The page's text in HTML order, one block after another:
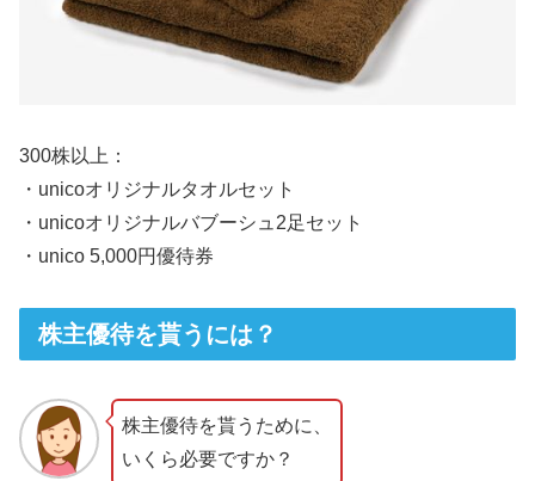
300株以上：
・unicoオリジナルタオルセット
・unicoオリジナルバブーシュ2足セット
・unico 5,000円優待券
株主優待を貰うには？
株主優待を貰うために、
いくら必要ですか？